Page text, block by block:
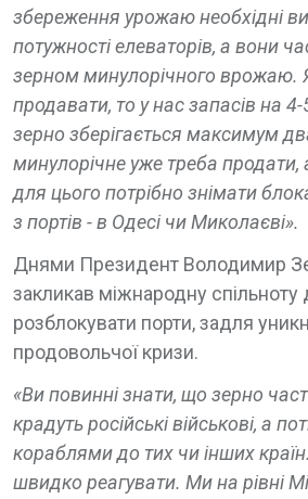
збереження урожаю необхідні
потужності елеваторів, а вони
зерном минулорічного врожаю.
продавати, то у нас запасів на 4-
зерно зберігається максимум
минулорічне уже треба
для цього потрібно знімати
з портів - в Одесі чи Миколаєві».
Днями Президент Володимир
закликав міжнародну спільноту
розблокувати порти, задля
продовольчої кризи.
«Ви повинні знати, що зерно
крадуть російські військові, а
кораблями до тих чи інших
швидко реагувати. Ми на рівні